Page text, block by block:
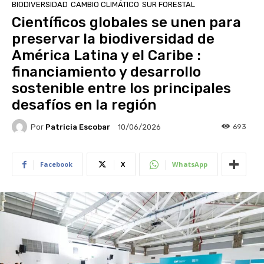
BIODIVERSIDAD CAMBIO CLIMÁTICO SUR FORESTAL
Científicos globales se unen para
preservar la biodiversidad de
América Latina y el Caribe :
financiamiento y desarrollo
sostenible entre los principales
desafíos en la región
Por Patricia Escobar 10/06/2026 693
Facebook X WhatsApp